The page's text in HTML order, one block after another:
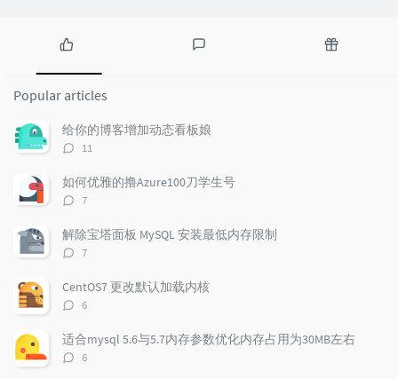
p
u
l
a
r
a
r
t
i
l
e
e
s
c
o
m
t
Popular articles
给你的博客增加动态看板娘
评
数：
11
如何优雅的撸Azure100刀学生号
评
数：
7
解除宝塔面板 MySQL 安装最低内存限制
评
数：
7
CentOS7 更改默认加载内核
评
数：
6
适合mysql 5.6与5.7内存参数优化内存占用为30MB左右
评
6